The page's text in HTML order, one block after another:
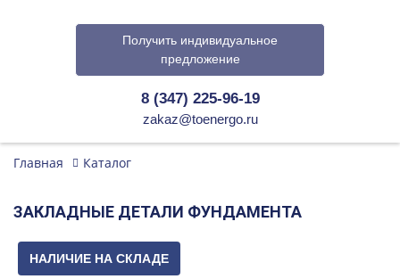
Получить индивидуальное
предложение
8 (347) 225-96-19
zakaz@toenergo.ru
Главная Каталог
ЗАКЛАДНЫЕ ДЕТАЛИ ФУНДАМЕНТА
НАЛИЧИЕ НА СКЛАДЕ